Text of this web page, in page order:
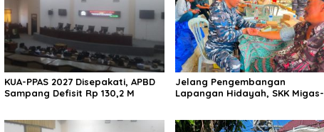
KUA-PPAS 2027 Disepakati, APBD
Sampang Defisit Rp 130,2 M
Jelang Pengembangan
Lapangan Hidayah, SKK Migas-
Sampang